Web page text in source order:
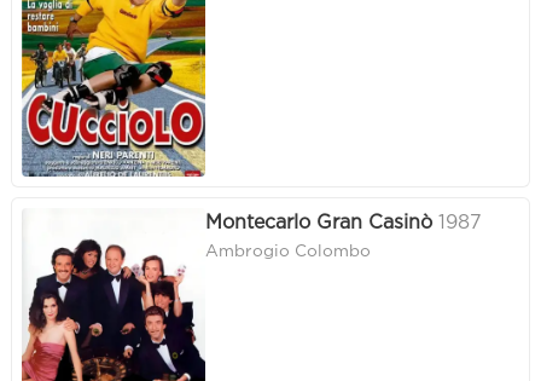
Montecarlo Gran Casinò 1987
Ambrogio Colombo